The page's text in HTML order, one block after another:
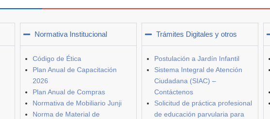
Normativa Institucional
Código de Ética
Plan Anual de Capacitación
2026
Plan Anual de Compras
Normativa de Mobiliario Junji
Norma de Material de
Trámites Digitales y otros
Postulación a Jardín Infantil
Sistema Integral de Atención
Ciudadana (SIAC) –
Contáctenos
Solicitud de práctica profesional
de educación parvularia para